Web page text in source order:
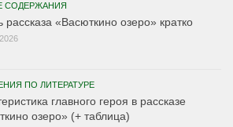
СОДЕРЖАНИЯ
рассказа «Васюткино озеро» кратко
ПО ЛИТЕРАТУРЕ
главного героя в рассказе
озеро» (+ таблица)